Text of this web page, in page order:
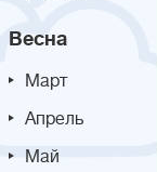
Весна
Март
Апрель
Май